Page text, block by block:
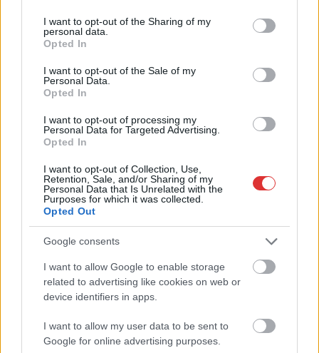
not limited to your visit or usage behaviour. You may click to
grant or deny consent to Google and its third-party tags to
use your data for below specified purposes in below Google
consent section.
I want to opt-out of the Sharing of my
personal data.
Opted In
I want to opt-out of the Sale of my
Personal Data.
Opted In
I want to opt-out of processing my
Personal Data for Targeted Advertising.
Opted In
I want to opt-out of Collection, Use,
Retention, Sale, and/or Sharing of my
Personal Data that Is Unrelated with the
Purposes for which it was collected.
Opted Out
Google consents
I want to allow Google to enable storage
related to advertising like cookies on web or
device identifiers in apps.
I want to allow my user data to be sent to
Google for online advertising purposes.
büntetőügyében, vesztegetés miatt 3 év letöltendőt kaphat és
ez csak az egyik botrány
több otthoni kútból fogy ki a víz
Szolnokon egy kulcsfontosságú körforgalmat részlegesen
lezárnak a napokban, a közlekedés az átlagost is meghaladó
mértékben lebénul
alapos késések alakultak ki a menetrendhez képest,
kimaradás is előfordult
Ön szerint hogy készül a hamisítatlan szolnoki habos isler?
Országos ellenőrzés indult a hazai akkumulátoripari
üzemekben
Az idei év leglassabb növekedését hozta a június a
kiskereskedelemben
Györfi Mihály több tucat vállalkozással egyeztetett a
kerékpárgyár dolgozóinak megsegítéséről